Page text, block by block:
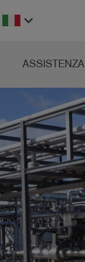
keyboard_arrow_down
ASSISTENZA